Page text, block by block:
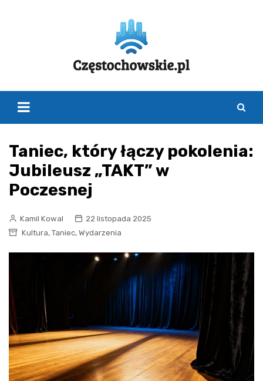
Taniec, który łączy pokolenia:
Jubileusz „TAKT” w
Poczesnej
Kamil Kowal
22 listopada 2025
Kultura, Taniec, Wydarzenia